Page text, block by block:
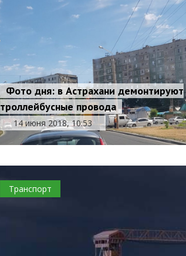
Фото дня: в Астрахани демонтируют
троллейбусные провода
14 июня 2018, 10:53
Транспорт